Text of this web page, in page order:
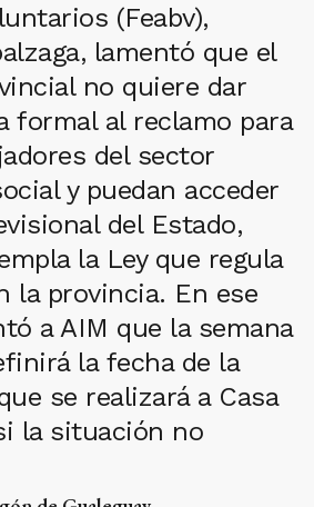
(Feabv),
lamentó que el
no quiere dar
formal al reclamo para
del sector
y puedan acceder
del Estado,
la Ley que regula
la provincia. En ese
a AIM que la semana
la fecha de la
se realizará a Casa
la situación no